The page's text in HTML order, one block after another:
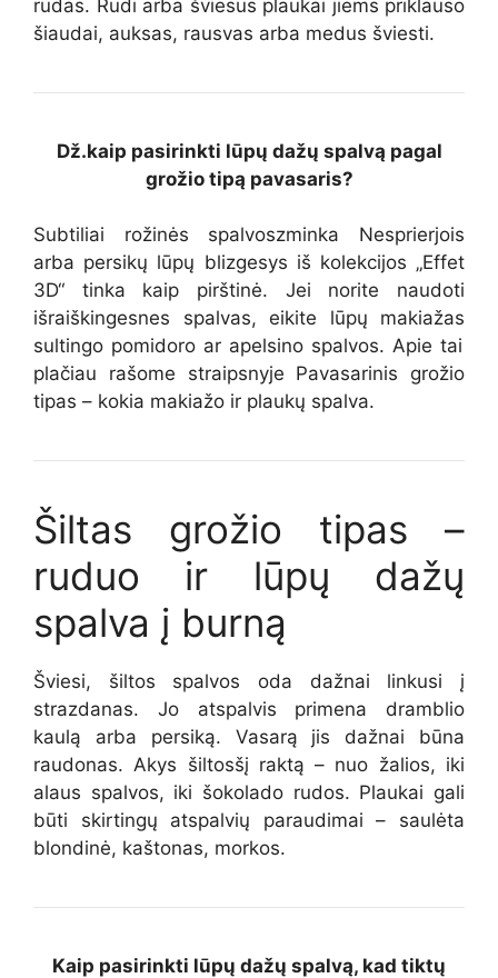
rudas. Rudi arba šviesūs plaukai jiems priklauso
šiaudai, auksas, rausvas arba medus šviesti.
Dž.kaip pasirinkti lūpų dažų spalvą pagal
grožio tipą pavasaris?
Subtiliai rožinės spalvoszminka Nesprierjois
arba persikų lūpų blizgesys iš kolekcijos „Effet
3D“ tinka kaip pirštinė. Jei norite naudoti
išraiškingesnes spalvas, eikite lūpų makiažas
sultingo pomidoro ar apelsino spalvos. Apie tai
plačiau rašome straipsnyje Pavasarinis grožio
tipas – kokia makiažo ir plaukų spalva.
Šiltas grožio tipas –
ruduo ir lūpų dažų
spalva į burną
Šviesi, šiltos spalvos oda dažnai linkusi į
strazdanas. Jo atspalvis primena dramblio
kaulą arba persiką. Vasarą jis dažnai būna
raudonas. Akys šiltosšį raktą– nuo žalios, iki
alaus spalvos, iki šokolado rudos. Plaukai gali
būti skirtingų atspalvių paraudimai – saulėta
blondinė, kaštonas, morkos.
Kaip pasirinkti lūpų dažų spalvą, kad tiktų